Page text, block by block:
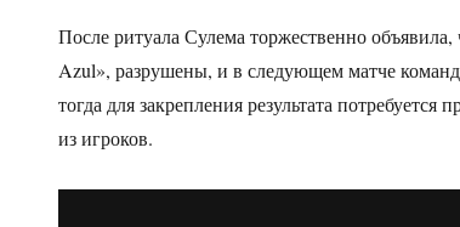
После ритуала Сулема торжественно
Azul», разрушены, и в следующем матче
тогда для закрепления результата
из игроков.